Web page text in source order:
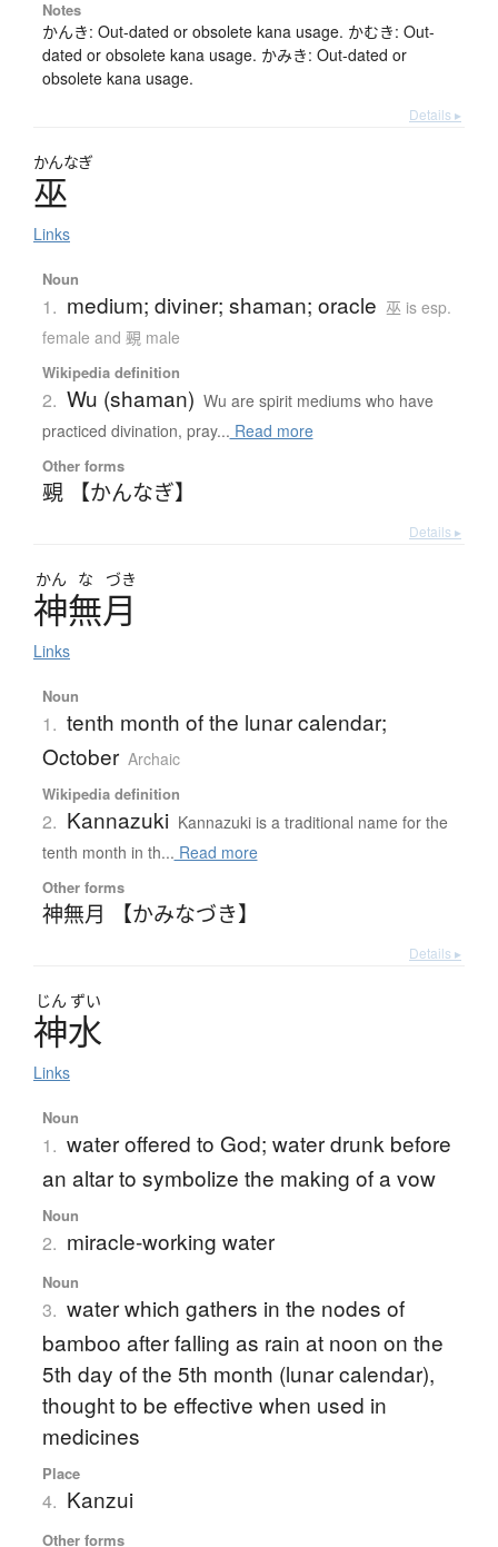
Notes
かんき: Out-dated or obsolete kana usage. かむき: Out-
dated or obsolete kana usage. かみき: Out-dated or
obsolete kana usage.
Details ▸
かんなぎ
巫
Links
Noun
1. medium; diviner; shaman; oracle 巫 is esp.
female and 覡 male
Wikipedia definition
2. Wu (shaman) Wu are spirit mediums who have
practiced divination, pray... Read more
Other forms
覡 【かんなぎ】
Details ▸
かん な づき
神無月
Links
Noun
1. tenth month of the lunar calendar;
October Archaic
Wikipedia definition
2. Kannazuki Kannazuki is a traditional name for the
tenth month in th... Read more
Other forms
神無月 【かみなづき】
Details ▸
じん ずい
神水
Links
Noun
1. water offered to God; water drunk before
an altar to symbolize the making of a vow
Noun
2. miracle-working water
Noun
3. water which gathers in the nodes of
bamboo after falling as rain at noon on the
5th day of the 5th month (lunar calendar),
thought to be effective when used in
medicines
Place
4. Kanzui
Other forms